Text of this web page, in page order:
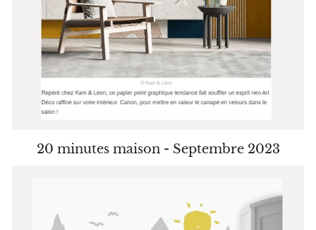
20 minutes maison - Septembre 2023